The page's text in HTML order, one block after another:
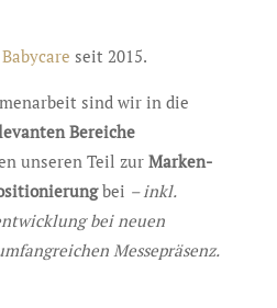
seit 2015.
sind wir in die
Bereiche
unseren Teil zurMarken-
bei – inkl.
bei neuen
Messepräsenz.